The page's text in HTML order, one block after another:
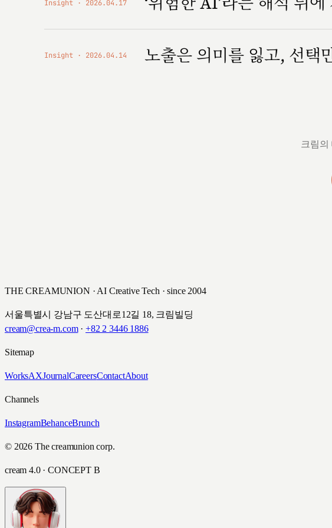
Insight 2026.04.17
Insight 2026.04.14 노출은 의미를 잃고, 선택
크림의
THE CREAMUNION · AI Creative Tech · since 2004
서울특별시 강남구 도산대로12길 18, 크림빌딩
cream@crea-m.com· +82 2 3446 1886
Sitemap
WorksAXJournalCareersContactAbout
Channels
InstagramBehanceBrunch
© 2026 The creamunion corp.
cream 4.0 · CONCEPT B